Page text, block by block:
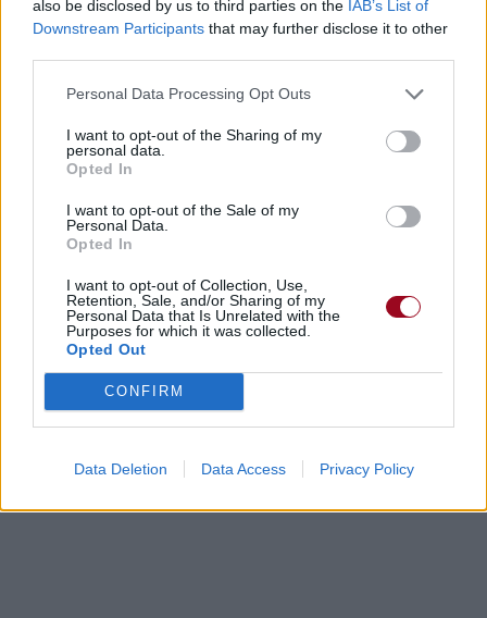
also be disclosed by us to third parties on the IAB’s List of
Downstream Participants that may further disclose it to other
Personal Data Processing Opt Outs
I want to opt-out of the Sharing of my
personal data.
Opted In
I want to opt-out of the Sale of my
Personal Data.
Opted In
I want to opt-out of Collection, Use,
Retention, Sale, and/or Sharing of my
Personal Data that Is Unrelated with the
Purposes for which it was collected.
Opted Out
CONFIRM
Data Deletion Data Access Privacy Policy